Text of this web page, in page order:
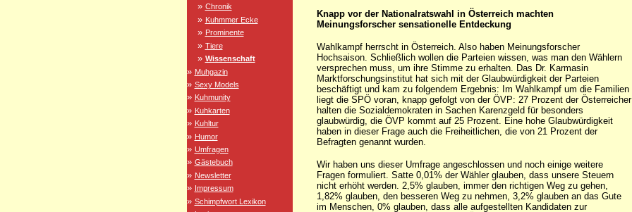
» Chronik
» Kuhmmer Ecke
» Prominente
» Tiere
» Wissenschaft
» Muhgazin
» Sexy Models
» Kuhmunity
» Kuhkarten
» Kuhltur
» Humor
» Umfragen
» Gästebuch
» Newsletter
» Impressum
» Schimpfwort Lexikon
Knapp vor der Nationalratswahl in Österreich machten
Meinungsforscher sensationelle Entdeckung
Wahlkampf herrscht in Österreich. Also haben Meinungsforscher
Hochsaison. Schließlich wollen die Parteien wissen, was man den Wählern
versprechen muss, um ihre Stimme zu erhalten. Das Dr. Karmasin
Marktforschungsinstitut hat sich mit der Glaubwürdigkeit der Parteien
beschäftigt und kam zu folgendem Ergebnis: Im Wahlkampf um die Familien
liegt die SPÖ voran, knapp gefolgt von der ÖVP: 27 Prozent der Österreicher
halten die Sozialdemokraten in Sachen Karenzgeld für besonders
glaubwürdig, die ÖVP kommt auf 25 Prozent. Eine hohe Glaubwürdigkeit
haben in dieser Frage auch die Freiheitlichen, die von 21 Prozent der
Befragten genannt wurden.
Wir haben uns dieser Umfrage angeschlossen und noch einige weitere
Fragen formuliert. Satte 0,01% der Wähler glauben, dass unsere Steuern
nicht erhöht werden. 2,5% glauben, immer den richtigen Weg zu gehen,
1,82% glauben, den besseren Weg zu nehmen, 3,2% glauben an das Gute
im Menschen, 0% glauben, dass alle aufgestellten Kandidaten zur